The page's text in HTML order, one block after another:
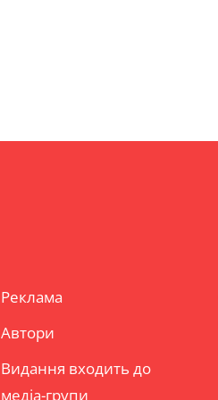
Реклама
Автори
Видання входить до
медіа-групи